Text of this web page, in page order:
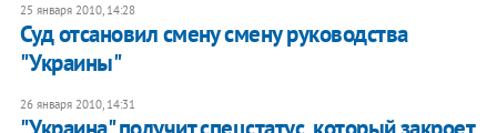
25 января 2010, 14:28
Суд отсановил смену смену руководства
"Украины"
26 января 2010, 14:31